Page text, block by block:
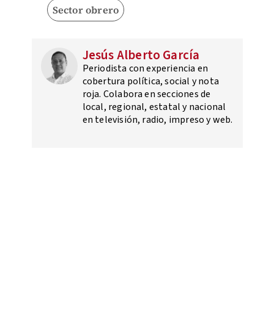
Sector obrero
Jesús Alberto García
Periodista con experiencia en
cobertura política, social y nota
roja. Colabora en secciones de
local, regional, estatal y nacional
en televisión, radio, impreso y web.